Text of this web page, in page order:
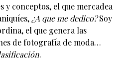
y conceptos, el que mercadea
¿A que me dedico?Soy
el que genera las
de fotografía de moda…
.